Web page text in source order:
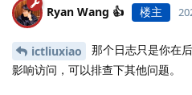
Ryan Wang 👍 楼主
ictliuxiao
那个日志只是你在
影响访问，可以排查下其他问题。